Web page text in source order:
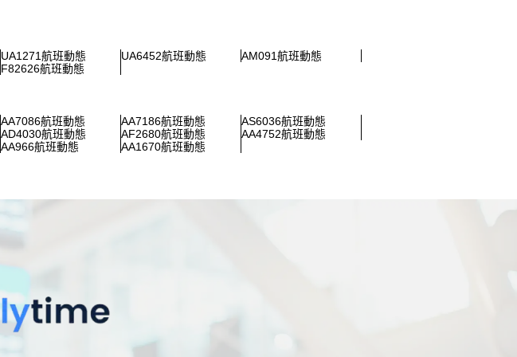
UA1271航班動態 UA6452航班動態
AM091航班動態
F82626航班動態
AA7086航班動態 AA7186航班動態
AS6036航班動態
AD4030航班動態 AF2680航班動態
AA4752航班動態
AA966航班動態 AA1670航班動態